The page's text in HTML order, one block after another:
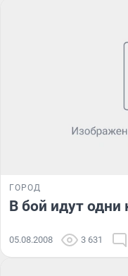
ГОРОД
В бой идут одни
05.08.2008 3 631